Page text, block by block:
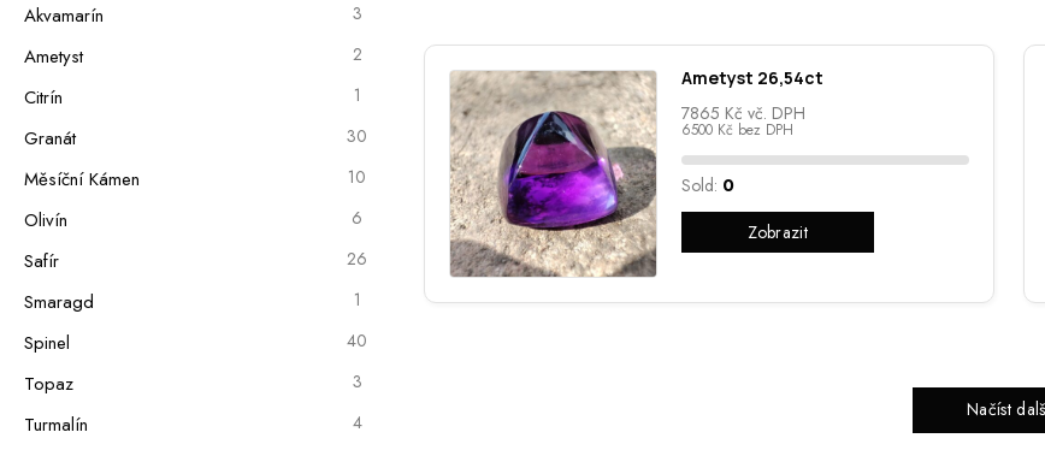
Akvamarín 3
Ametyst 2
Citrín 1
Granát 30
Měsíční Kámen 10
Olivín 6
Safír 26
Smaragd 1
Spinel 40
Topaz 3
Turmalín 4
Ametyst 26,54ct
7865 Kč vč. DPH
6500 Kč bez DPH
Sold: 0
Zobrazit
Načíst